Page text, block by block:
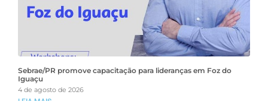
Sebrae/PR promove capacitação para lideranças em Foz do
Iguaçu
4 de agosto de 2026